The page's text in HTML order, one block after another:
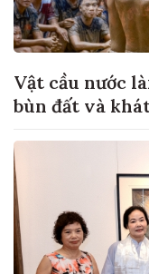
Vật cầu nước
bùn đất và